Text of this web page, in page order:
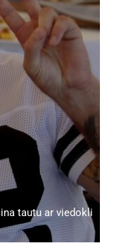
tautu ar viedokli